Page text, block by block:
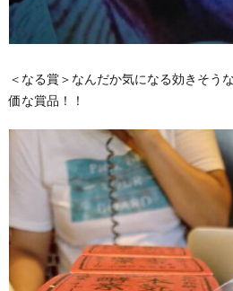
＜なる賞＞なんだか気になる効きそう
価な賞品！！